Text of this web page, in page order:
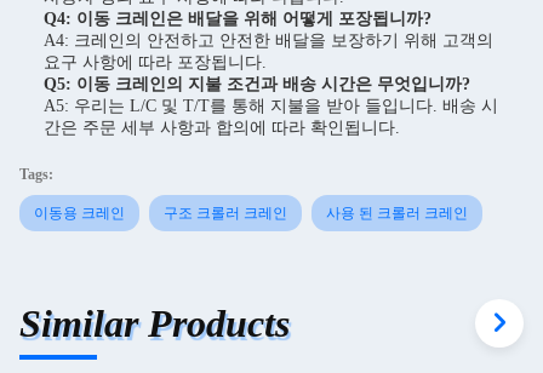
Q4: 이동 크레인은 배달을 위해 어떻게 포장됩니까?
A4: 크레인의 안전하고 안전한 배달을 보장하기 위해 고객의
요구 사항에 따라 포장됩니다.
Q5: 이동 크레인의 지불 조건과 배송 시간은 무엇입니까?
A5: 우리는 L/C 및 T/T를 통해 지불을 받아 들입니다. 배송 시
간은 주문 세부 사항과 합의에 따라 확인됩니다.
Tags:
이동용 크레인 구조 크롤러 크레인 사용 된 크롤러 크레인
Similar Products